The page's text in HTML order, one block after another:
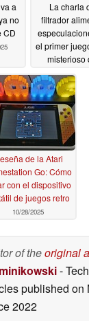
a
no
CD
La charla
filtrador
el primer
misterioso
fiestas de
Store12/
de la Atari
Go: Cómo
con el dispositivo
de juegos retro
10/28/2025
of theoriginal
-
published on
2022